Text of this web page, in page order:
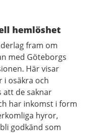
hemlöshet
fram om
med Göteborgs
Här visar
i osäkra och
de saknar
har inkomst i form
hyror,
godkänd som